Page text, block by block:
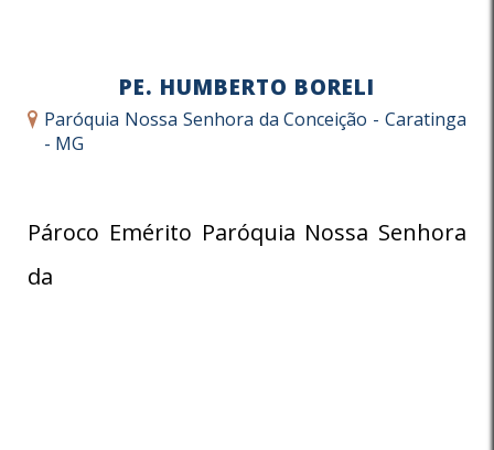
PE. HUMBERTO BORELI
Paróquia Nossa Senhora da Conceição - Caratinga
- MG
Pároco Emérito Paróquia Nossa Senhora
da